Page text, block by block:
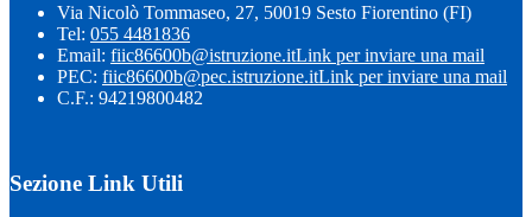
Via Nicolò Tommaseo, 27, 50019 Sesto Fiorentino (FI)
Tel: 055 4481836
Email: fiic86600b@istruzione.itLink per inviare una mail
PEC: fiic86600b@pec.istruzione.itLink per inviare una mail
C.F.: 94219800482
Sezione Link Utili